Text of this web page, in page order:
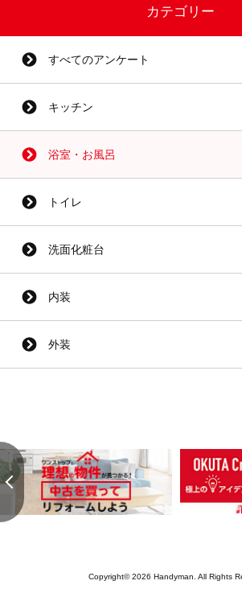
カテゴリー
すべてのアンケート
キッチン
浴室・お風呂
トイレ
洗面化粧台
内装
外装
Copyright© 2026 Handyman. All Rights